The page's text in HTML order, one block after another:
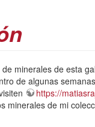
de minerales de esta
de algunas
https://
minerales de mi